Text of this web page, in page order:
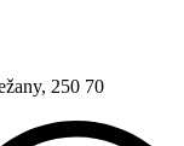
250 70